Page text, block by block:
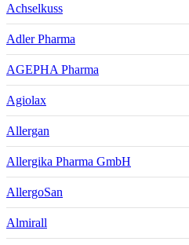
Achselkuss
Adler Pharma
AGEPHA Pharma
Agiolax
Allergan
Allergika Pharma GmbH
AllergoSan
Almirall